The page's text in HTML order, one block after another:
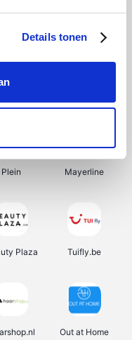
Details tonen
Smartwatchbanden
Plein Mayerline
Plaza Tuifly.be
Out at Home